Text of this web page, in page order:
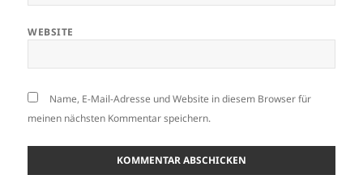
WEBSITE
Name, E-Mail-Adresse und Website in diesem Browser für
meinen nächsten Kommentar speichern.